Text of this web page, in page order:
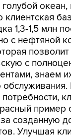
голубой
клиентская
1,3-1,5 млн
с нефтяной
с
пример
созданную
Улучшая